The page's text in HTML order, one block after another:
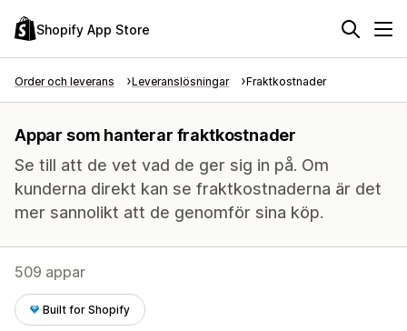
Shopify App Store
Order och leverans Leveranslösningar Fraktkostnader
Appar som hanterar fraktkostnader
Se till att de vet vad de ger sig in på. Om
kunderna direkt kan se fraktkostnaderna är det
mer sannolikt att de genomför sina köp.
509 appar
Built for Shopify